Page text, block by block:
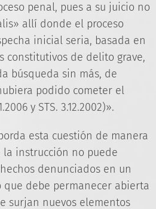
penal, pues a su juicio no
allí donde el proceso
inicial seria, basada en
constitutivos de delito grave,
búsqueda sin más, de
podido cometer el
y STS. 3.12.2002)».
esta cuestión de manera
instrucción no puede
denunciados en un
debe permanecer abierta
surjan nuevos elementos